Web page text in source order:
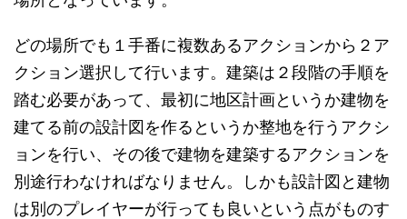
どの場所でも１手番に複数あるアクションから２ア
クション選択して行います。建築は２段階の手順を
踏む必要があって、最初に地区計画というか建物を
建てる前の設計図を作るというか整地を行うアクシ
ョンを行い、その後で建物を建築するアクションを
別途行わなければなりません。しかも設計図と建物
は別のプレイヤーが行っても良いという点がものす